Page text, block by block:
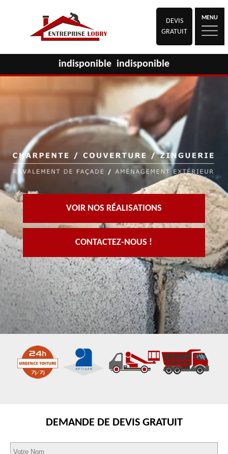
DEVIS
GRATUIT
MENU
indisponible indisponible
VOIR NOS RÉALISATIONS
CONTACTEZ-NOUS !
DEMANDE DE DEVIS GRATUIT